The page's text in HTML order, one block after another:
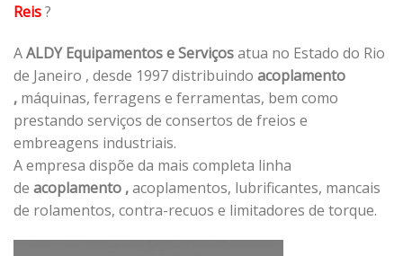
Reis?
AALDY Equipamentos e Serviçosatua no Estado do Rio
de Janeiro , desde 1997 distribuindo acoplamento
, máquinas, ferragens e ferramentas, bem como
prestando serviços de consertos de freios e
embreagens industriais.
A empresa dispõe da mais completa linha
de acoplamento ,acoplamentos, lubrificantes, mancais
de rolamentos, contra-recuos e limitadores de torque.